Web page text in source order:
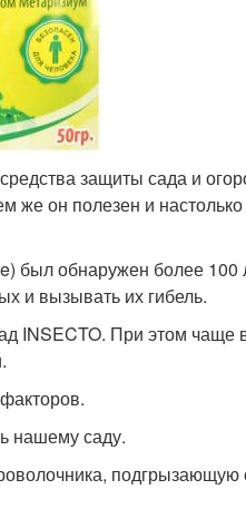
защиты сада и
же он полезен и
был обнаружен более 100
и вызывать их гибель.
INSECTO. При этом чаще
нашему саду.
подгрызающую